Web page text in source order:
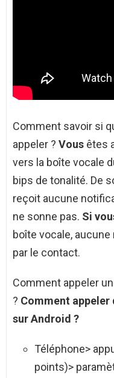
Comment savoir si
appeler ? Vous êtes
vers la boîte vocale
bips de tonalité. De
reçoit aucune
ne sonne pas. Si
boîte vocale, aucune
par le contact.
Comment appeler
? Comment appeler
surAndroid ?
Téléphone>
points)>